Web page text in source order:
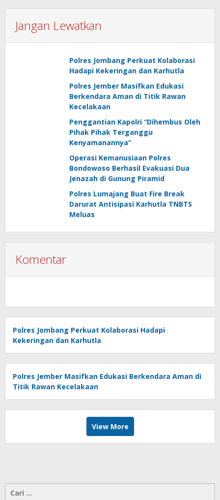
Jangan Lewatkan
Polres Jombang Perkuat Kolaborasi
Hadapi Kekeringan dan Karhutla
Polres Jember Masifkan Edukasi
Berkendara Aman di Titik Rawan
Kecelakaan
Penggantian Kapolri “Dihembus Oleh
Pihak Pihak Terganggu
Kenyamanannya”
Operasi Kemanusiaan Polres
Bondowoso Berhasil Evakuasi Dua
Jenazah di Gunung Piramid
Polres Lumajang Buat Fire Break
Darurat Antisipasi Karhutla TNBTS
Meluas
Komentar
Polres Jombang Perkuat Kolaborasi Hadapi
Kekeringan dan Karhutla
Polres Jember Masifkan Edukasi Berkendara Aman di
Titik Rawan Kecelakaan
View More